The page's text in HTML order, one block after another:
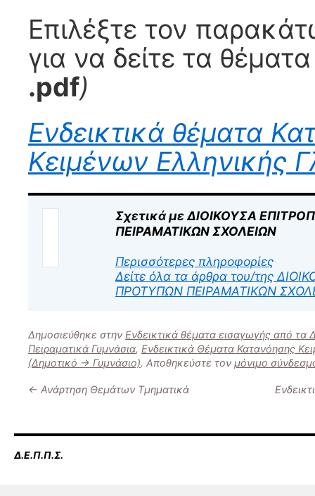
Επιλέξτε τον
για να δείτε τα
.pdf)
Ενδεικτικά θέματα
Κειμένων Ελληνικής
Σχετικά με ΔΙΟΙΚΟΥΣΑ
ΠΕΙΡΑΜΑΤΙΚΩΝ ΣΧΟΛΕΙΩΝ
Περισσότερες πληροφορίες
Δείτε όλα τα άρθρα του/της
ΠΡΟΤΥΠΩΝ ΠΕΙΡΑΜΑΤΙΚΩΝ
Δημοσιεύθηκε στην Ενδεικτικά θέματα εισαγωγής από τα
Πειραματικά Γυμνάσια, Ενδεικτικά Θέματα Κατανόησης
(Δημοτικό -> Γυμνάσιο). Αποθηκεύστε τον μόνιμο
← Ανάρτηση Θεμάτων Τμηματικά
Δ.Ε.Π.Π.Σ.